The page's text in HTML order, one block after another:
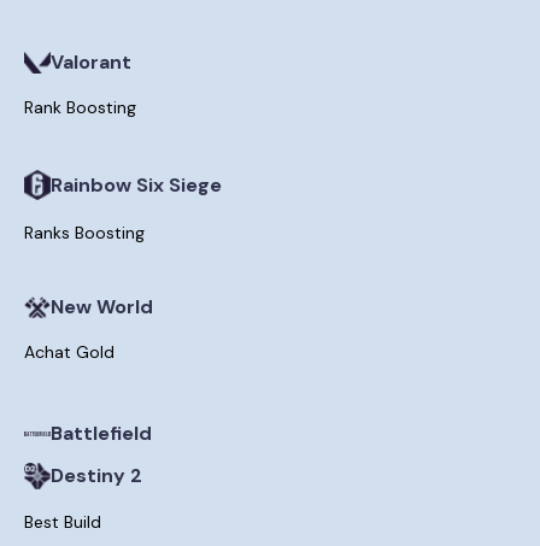
Valorant
Rank Boosting
Rainbow Six Siege
Ranks Boosting
New World
Achat Gold
Battlefield
Destiny 2
Best Build